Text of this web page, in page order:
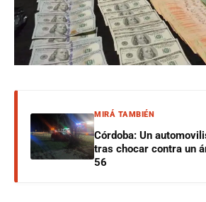
MIRÁ TAMBIÉN
Córdoba: Un
tras chocar contra un
56